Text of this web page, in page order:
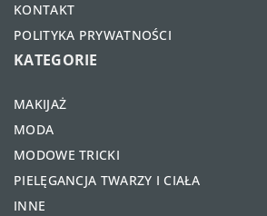
KONTAKT
POLITYKA PRYWATNOŚCI
KATEGORIE
MAKIJAŻ
MODA
MODOWE TRICKI
PIELĘGANCJA TWARZY I CIAŁA
INNE